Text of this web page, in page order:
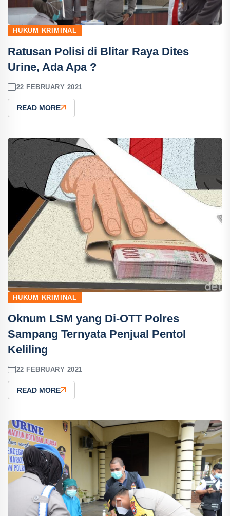
HUKUM KRIMINAL
Ratusan Polisi di Blitar Raya Dites
Urine, Ada Apa ?
22 FEBRUARY 2021
READ MORE
HUKUM KRIMINAL
Oknum LSM yang Di-OTT Polres
Sampang Ternyata Penjual Pentol
Keliling
22 FEBRUARY 2021
READ MORE